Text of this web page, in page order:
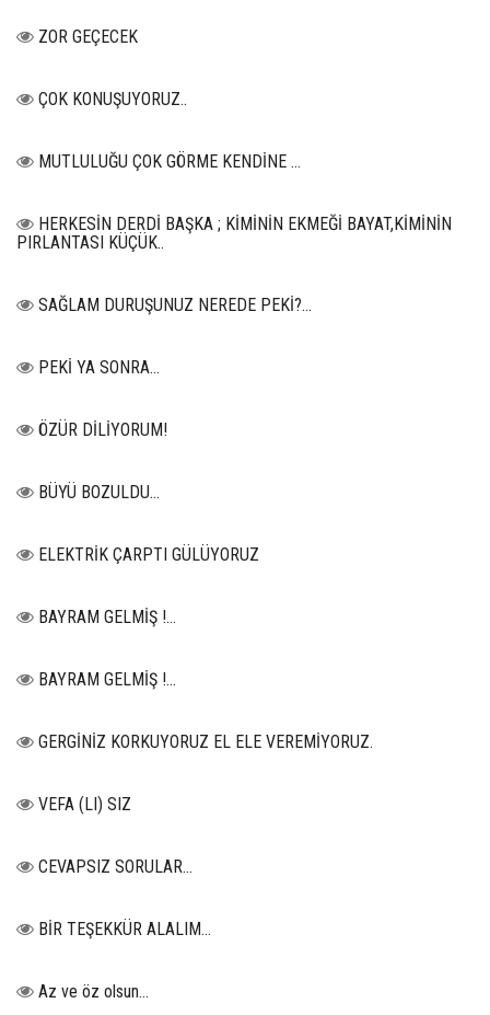
ZOR GEÇECEK
ÇOK KONUŞUYORUZ..
MUTLULUĞU ÇOK GÖRME KENDİNE …
HERKESİN DERDİ BAŞKA ; KİMİNİN EKMEĞİ BAYAT,KİMİNİN
PIRLANTASI KÜÇÜK..
SAĞLAM DURUŞUNUZ NEREDE PEKİ?...
PEKİ YA SONRA…
ÖZÜR DİLİYORUM!
BÜYÜ BOZULDU…
ELEKTRİK ÇARPTI GÜLÜYORUZ
BAYRAM GELMİŞ !...
BAYRAM GELMİŞ !...
GERGİNİZ KORKUYORUZ EL ELE VEREMİYORUZ.
VEFA (LI) SIZ
CEVAPSIZ SORULAR…
BİR TEŞEKKÜR ALALIM...
Az ve öz olsun…